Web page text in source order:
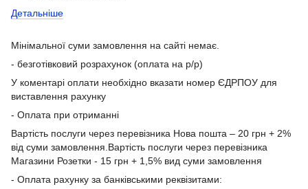
Детальніше
Мінімальної суми замовлення на сайті немає.
- безготівковий розрахунок (оплата на р/р)
У коментарі оплати необхідно вказати номер ЄДРПОУ для
виставлення рахунку
- Оплата при отриманні
Вартість послуги через перевізника Нова пошта – 20 грн + 2%
від суми замовлення.Вартість послуги через перевізника
Магазини Розетки - 15 грн + 1,5% вид суми замовлення
- Оплата рахунку за банківськими реквізитами: